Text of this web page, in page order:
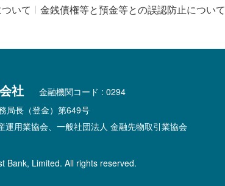
いて
金銭債権等と預金等との誤認防止について
社
金融機関コード : 0294
長（登金）第649号
用業協会、一般社団法人 金融先物取引業協会
Bank, Limited. All rights reserved.